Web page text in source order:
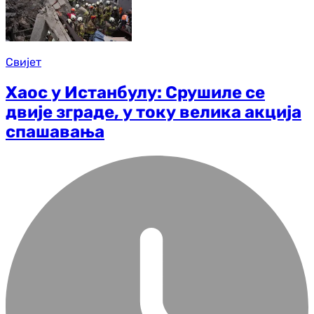
Свијет
Хаос у Истанбулу: Срушиле се
двије зграде, у току велика акција
спашавања